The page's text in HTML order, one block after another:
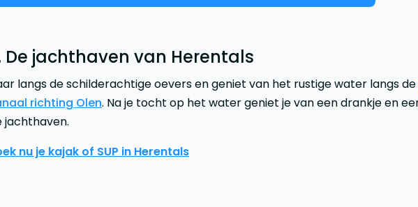
De jachthaven van Herentals
langs de schilderachtige oevers en geniet van het rustige water langs de
richting Olen. Na je tocht op het water geniet je van een drankje en
jachthaven.
nu je kajak of SUP in Herentals